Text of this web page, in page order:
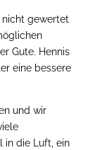
nicht gewertet
Gute. Hennis
eine bessere
und wir
in die Luft, ein